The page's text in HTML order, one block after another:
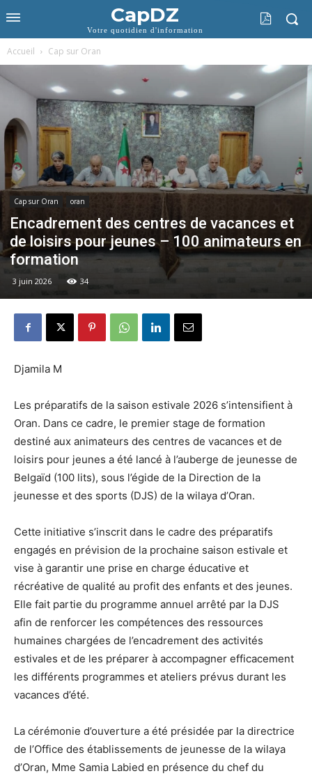
CapDZ
Votre quotidien d'information
Accueil Cap sur Oran
Cap sur Oran oran
Encadrement des centres de vacances et
de loisirs pour jeunes – 100 animateurs en
formation
3 juin 2026 34
Djamila M
Les préparatifs de la saison estivale 2026 s’intensifient à
Oran. Dans ce cadre, le premier stage de formation
destiné aux animateurs des centres de vacances et de
loisirs pour jeunes a été lancé à l’auberge de jeunesse de
Belgaïd (100 lits), sous l’égide de la Direction de la
jeunesse et des sports (DJS) de la wilaya d’Oran.
Cette initiative s’inscrit dans le cadre des préparatifs
engagés en prévision de la prochaine saison estivale et
vise à garantir une prise en charge éducative et
récréative de qualité au profit des enfants et des jeunes.
Elle fait partie du programme annuel arrêté par la DJS
afin de renforcer les compétences des ressources
humaines chargées de l’encadrement des activités
estivales et de les préparer à accompagner efficacement
les différents programmes et ateliers prévus durant les
vacances d’été.
La cérémonie d’ouverture a été présidée par la directrice
de l’Office des établissements de jeunesse de la wilaya
d’Oran, Mme Samia Labied en présence du chef du